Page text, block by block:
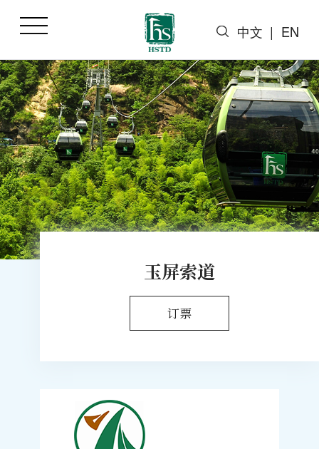
中文 | EN
玉屏索道
订票